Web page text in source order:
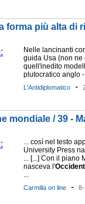
forma più alta
Nelle lancinanti
guida Usa (non ne
quell'inedito
plutocratico anglo -
L'Antidiplomatico -
mondiale / 39 -
... così nel testo
University Press
... [...] Con il piano
nasceva l'
...
Carmilla on line -